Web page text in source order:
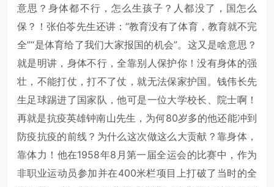
意思？身体都不行，怎么生孩子？人都没了，国怎么
保？！张伯苓先生还讲：“教育没有了体育，教育就不完
全”“是体育给了我们大家报国的机会”。这又是啥意思？
就是明讲，身体不行，全靠别人保护你！没有身体的强
壮，不能打仗，打不了仗，就无法保家护国。钱伟长先
生足球踢进了国家队，他可是一位大学校长、院士啊！
再就是抗疫英雄钟南山先生，为何80岁多的他还能冲到
防疫抗疫的前线？为什么这次做这么大贡献？靠身体，
靠体力！他在1958年8月第一届全运会的比赛中，作为
非职业运动员参加并在400米栏项目上打破了当时的全